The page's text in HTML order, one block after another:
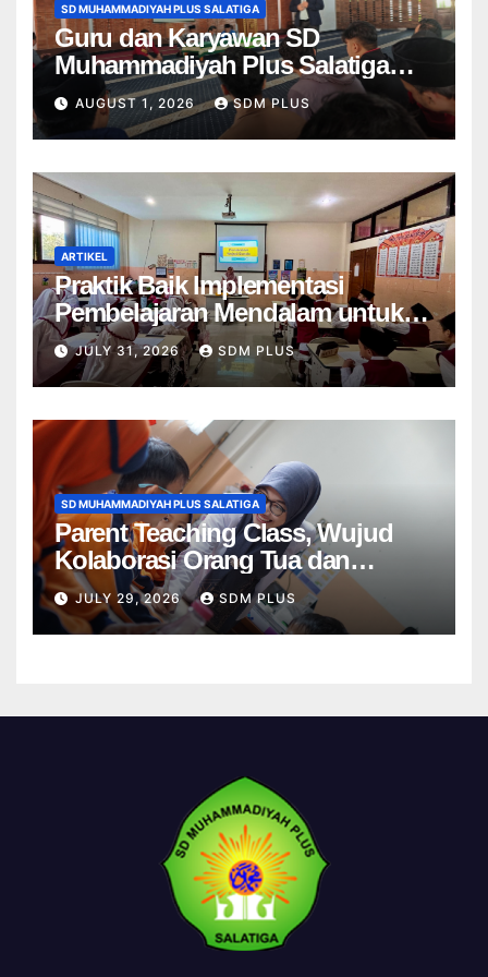
SD MUHAMMADIYAH PLUS SALATIGA
Guru dan Karyawan SD
Muhammadiyah Plus Salatiga
Ikuti Penguatan AIK, Jadikan Al-
Fatihah sebagai Landasan
Bekerja di Muhammadiyah
AUGUST 1, 2026 SDM PLUS
ARTIKEL
Praktik Baik Implementasi
Pembelajaran Mendalam untuk
Menumbuhkan Kemampuan
Bernalar Kritis di SD
Muhammadiyah Plus 1 Salatiga
JULY 31, 2026 SDM PLUS
SD MUHAMMADIYAH PLUS SALATIGA
Parent Teaching Class, Wujud
Kolaborasi Orang Tua dan
Sekolah dalam Menghadirkan
Pembelajaran Bermakna
JULY 29, 2026 SDM PLUS